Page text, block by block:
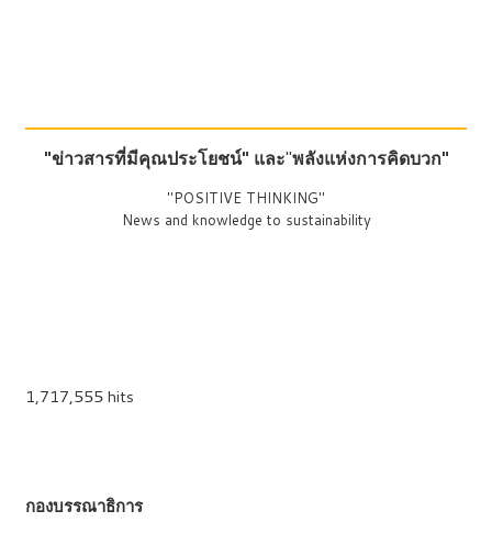
"ข่าวสารที่มีคุณประโยชน์" และ"พลังแห่งการคิดบวก"
"POSITIVE THINKING"
News and knowledge to sustainability
1,717,555 hits
กองบรรณาธิการ